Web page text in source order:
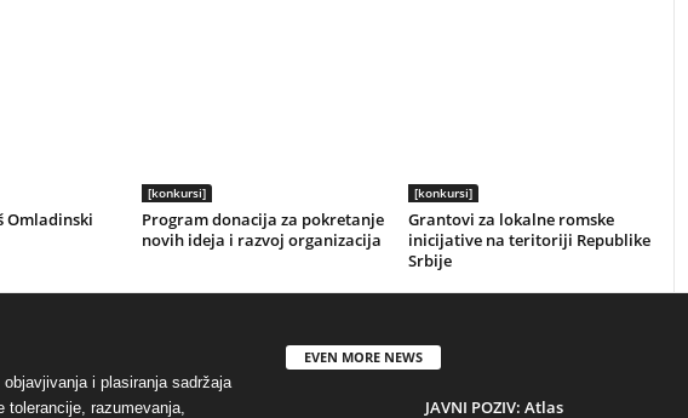
Omladinski
[konkursi]
Program donacija za pokretanje
novih ideja i razvoj organizacija
[konkursi]
Grantovi za lokalne romske
inicijative na teritoriji Republike
Srbije
i plasiranja sadržaja
tolerancije, razumevanja,
EVEN MORE NEWS
JAVNI POZIV: Atlas